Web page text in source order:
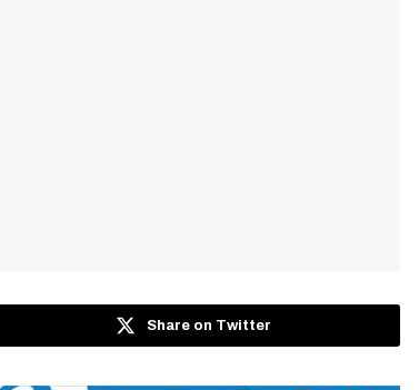
Share on Twitter